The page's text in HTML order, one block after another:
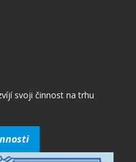
svoji činnost na trhu